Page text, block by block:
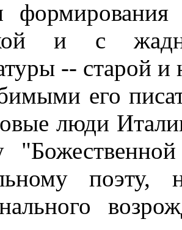
и с
-- старой
его
люди